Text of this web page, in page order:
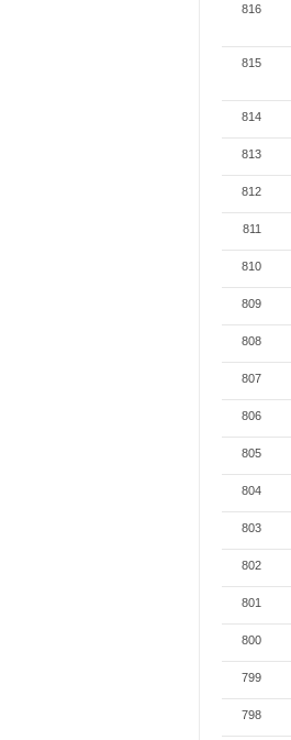
816
815
814
813
812
811
810
809
808
807
806
805
804
803
802
801
800
799
798